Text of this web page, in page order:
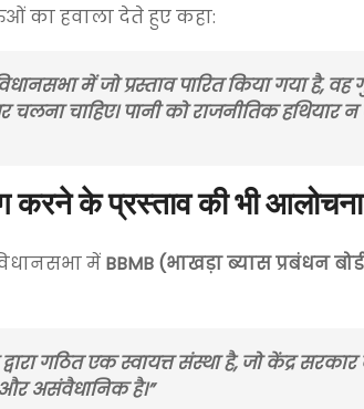
का हवाला देते हुए कहा:
में जो प्रस्ताव पारित किया गया है,
चलना चाहिए। पानी को राजनीतिक हथियार न
करने के प्रस्ताव की भी आलोचना
में BBMB (भाखड़ा ब्यास प्रबंधन
गठित एक स्वायत्त संस्था है, जो केंद्र
असंवैधानिक है।”